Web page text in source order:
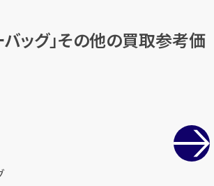
バッグ」その他の買取参考価